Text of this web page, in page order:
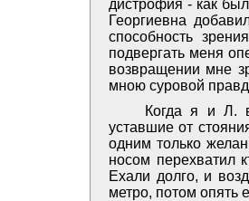
дистрофия - как
Георгиевна
способность
подвергать меня
возвращении мне
мною суровой
Когда я и Л.
уставшие от
одним только
носом перехватил
Ехали долго, и
метро, потом опять